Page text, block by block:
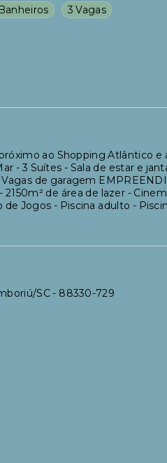
3 Vagas
ao Shopping Atlântico e
- 3 Suítes - Sala de estar e
de garagem
de área de lazer -
de Jogos - Piscina adulto -
SC- 88330-729